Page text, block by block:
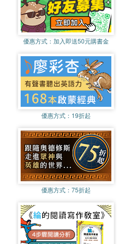
優惠方式： 加入即送50元購書金
優惠方式： 19折起
優惠方式： 75折起